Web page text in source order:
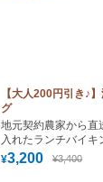
【大人200円引き♪
グ
¥3,200 ¥3,400
地元契約農家から直
入れたランチバイキ
チ」と日帰り入浴の